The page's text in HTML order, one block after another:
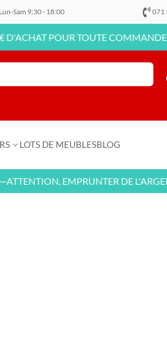
Lun-Sam 9:30 - 18:00 071
POUR TOUTE COMMANDE EN
LOTS DE MEUBLESBLOG
EMPRUNTER DE L'ARGENT